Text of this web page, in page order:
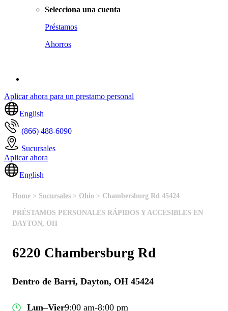
Selecciona una cuenta
Préstamos
Ahorros
Aplicar ahora para un prestamo personal
English
(866) 488-6090
Sucursales
Aplicar ahora
English
Home > Sucursales > Ohio > Chambersburg Rd 45424
PRÉSTAMOS PERSONALES RÁPIDOS Y ACCESIBLES EN
DAYTON, OH
6220 Chambersburg Rd
Dentro de Barri, Dayton, OH 45424
Lun–Vier9:00 am-8:00 pm